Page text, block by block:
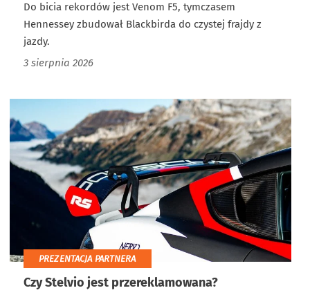
Do bicia rekordów jest Venom F5, tymczasem
Hennessey zbudował Blackbirda do czystej frajdy z
jazdy.
3 sierpnia 2026
PREZENTACJA PARTNERA
Czy Stelvio jest przereklamowana?